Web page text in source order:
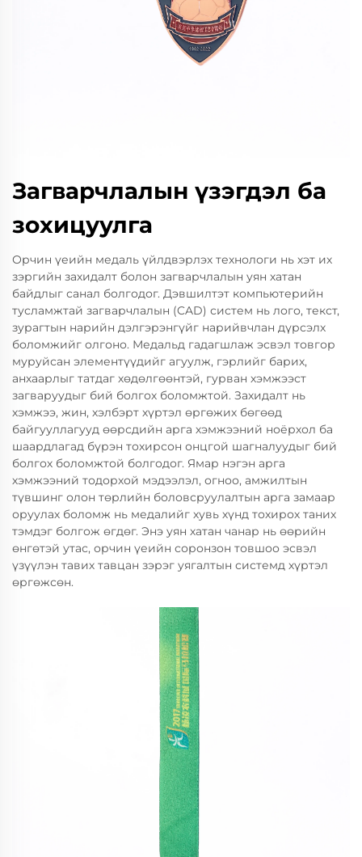
Загварчлалын үзэгдэл ба
зохицуулга
Орчин үеийн медаль үйлдвэрлэх технологи нь хэт их
зэргийн захидалт болон загварчлалын уян хатан
байдлыг санал болгодог. Дэвшилтэт компьютерийн
тусламжтай загварчлалын (CAD) систем нь лого, текст,
зурагтын нарийн дэлгэрэнгүйг нарийвчлан дүрсэлх
боломжийг олгоно. Медальд гадагшлаж эсвэл товгор
муруйсан элементүүдийг агуулж, гэрлийг барих,
анхаарлыг татдаг хөдөлгөөнтэй, гурван хэмжээст
загваруудыг бий болгох боломжтой. Захидалт нь
хэмжээ, жин, хэлбэрт хүртэл өргөжих бөгөөд
байгууллагууд өөрсдийн арга хэмжээний ноёрхол ба
шаардлагад бүрэн тохирсон онцгой шагналуудыг бий
болгох боломжтой болгодог. Ямар нэгэн арга
хэмжээний тодорхой мэдээлэл, огноо, амжилтын
түвшинг олон төрлийн боловсруулалтын арга замаар
оруулах боломж нь медалийг хувь хүнд тохирох таних
тэмдэг болгож өгдөг. Энэ уян хатан чанар нь өөрийн
өнгөтэй утас, орчин үеийн соронзон товшоо эсвэл
үзүүлэн тавих тавцан зэрэг уягалтын системд хүртэл
өргөжсөн.